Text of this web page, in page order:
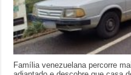
Família venezuelana percorre